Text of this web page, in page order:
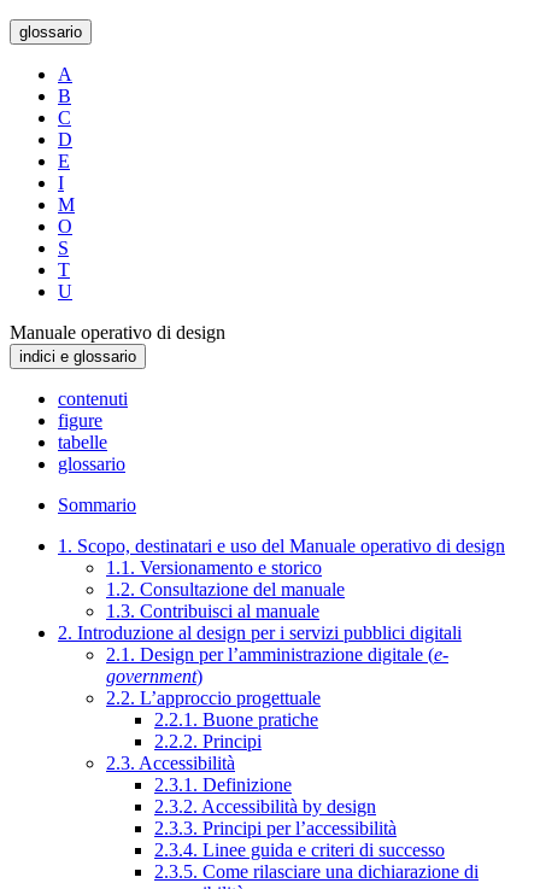
glossario
A
B
C
D
E
I
M
O
S
T
U
Manuale operativo di design
indici e glossario
contenuti
figure
tabelle
glossario
Sommario
1. Scopo, destinatari e uso del Manuale operativo di design
1.1. Versionamento e storico
1.2. Consultazione del manuale
1.3. Contribuisci al manuale
2. Introduzione al design per i servizi pubblici digitali
2.1. Design per l’amministrazione digitale (e-
government)
2.2. L’approccio progettuale
2.2.1. Buone pratiche
2.2.2. Principi
2.3. Accessibilità
2.3.1. Definizione
2.3.2. Accessibilità by design
2.3.3. Principi per l’accessibilità
2.3.4. Linee guida e criteri di successo
2.3.5. Come rilasciare una dichiarazione di